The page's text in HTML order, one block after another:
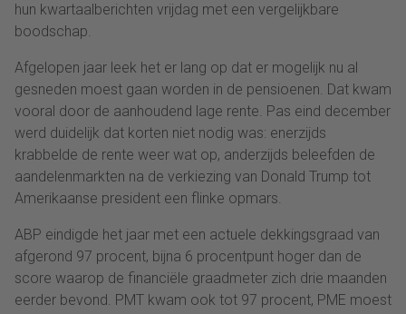
hun kwartaalberichten vrijdag met een vergelijkbare
boodschap.
Afgelopen jaar leek het er lang op dat er mogelijk nu al
gesneden moest gaan worden in de pensioenen. Dat kwam
vooral door de aanhoudend lage rente. Pas eind december
werd duidelijk dat korten niet nodig was: enerzijds
krabbelde de rente weer wat op, anderzijds beleefden de
aandelenmarkten na de verkiezing van Donald Trump tot
Amerikaanse president een flinke opmars.
ABP eindigde het jaar met een actuele dekkingsgraad van
afgerond 97 procent, bijna 6 procentpunt hoger dan de
score waarop de financiële graadmeter zich drie maanden
eerder bevond. PMT kwam ook tot 97 procent, PME moest